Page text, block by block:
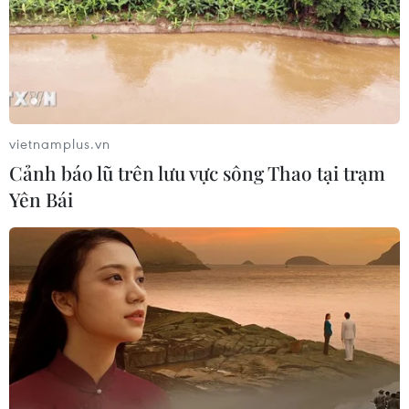
vietnamplus.vn
Cảnh báo lũ trên lưu vực sông Thao tại trạm
Yên Bái